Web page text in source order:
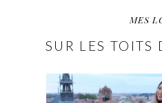
MES
SUR LES TOITS